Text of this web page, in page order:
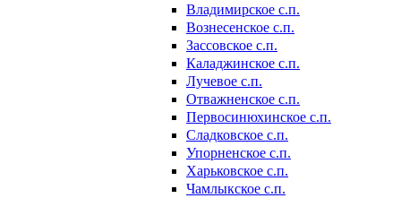
Владимирское с.п.
Вознесенское с.п.
Зассовское с.п.
Каладжинское с.п.
Лучевое с.п.
Отважненское с.п.
Первосинюхинское с.п.
Сладковское с.п.
Упорненское с.п.
Харьковское с.п.
Чамлыкское с.п.